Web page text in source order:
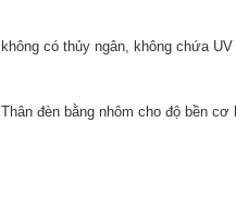
không có thủy ngân, không chứa
Thân đèn bằng nhôm cho độ bền